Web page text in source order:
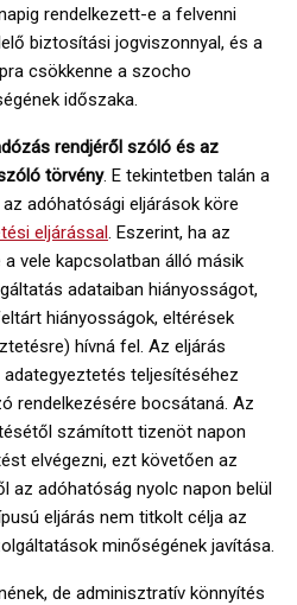
rendelkezett-e a felvenni
biztosítási jogviszonnyal, és a
csökkenne a szocho
időszaka.
rendjéről szóló és az
törvény. E tekintetben talán a
adóhatósági eljárások köre
eljárással. Eszerint, ha az
vele kapcsolatban álló másik
adataiban hiányosságot,
hiányosságok, eltérések
hívná fel. Az eljárás
teljesítéséhez
rendelkezésére bocsátaná. Az
számított tizenöt napon
elvégezni, ezt követően az
az adóhatóság nyolc napon belül
eljárás nem titkolt célja az
minőségének javítása.
de adminisztratív könnyítés